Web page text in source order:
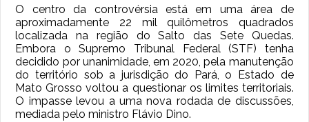
O centro da controvérsia está em uma área de
aproximadamente 22 mil quilômetros quadrados
localizada na região do Salto das Sete Quedas.
Embora o Supremo Tribunal Federal (STF) tenha
decidido por unanimidade, em 2020, pela manutenção
do território sob a jurisdição do Pará, o Estado de
Mato Grosso voltou a questionar os limites territoriais.
O impasse levou a uma nova rodada de discussões,
mediada pelo ministro Flávio Dino.